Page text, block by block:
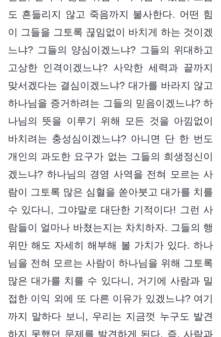
도 흔들리지 않고 죽음까지 불사한다. 어떤 힘
이 그들을 그토록 끊임없이 바치게 하는 것이겠
느냐? 그들의 양심이겠느냐? 그들의 위대하고
고상한 인격이겠느냐? 사악한 세력과 끝까지
맞서겠다는 결심이겠느냐? 대가를 바라지 않고
하나님을 증거하려는 그들의 믿음이겠느냐? 하
나님의 뜻을 이루기 위해 모든 것을 아낌없이
바치려는 충성심이겠느냐? 아니면 단 한 번도
개인의 과도한 요구가 없는 그들의 희생정신이
겠느냐? 하나님의 경영 사역을 전혀 모르는 사
람이 그토록 많은 심혈을 쏟아붓고 대가를 치를
수 있다니, 그야말로 대단한 기적이다! 그런 사
람들이 얼마나 바쳤는지는 차치하자. 그들의 행
위만 해도 자세히 해부해 볼 가치가 있다. 하나
님을 전혀 모르는 사람이 하나님을 위해 그토록
많은 대가를 치를 수 있다니, 거기에 사람과 밀
접한 이익 외에 또 다른 이유가 있겠느냐? 여기
까지 말하다 보니, 우리는 지금껏 누구도 발견
하지 못했던 문제를 발견하게 된다. 즉, 사람과